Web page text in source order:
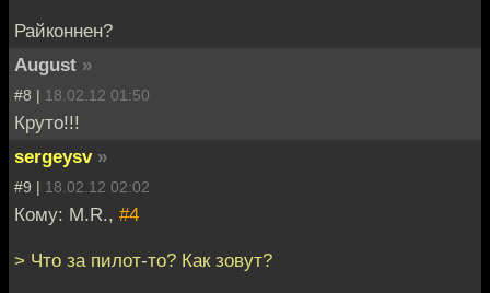
Райконнен?
August »
#8 | 18.02.12 01:50
Круто!!!
sergeysv »
#9 | 18.02.12 02:02
Кому: M.R., #4
> Что за пилот-то? Как зовут?